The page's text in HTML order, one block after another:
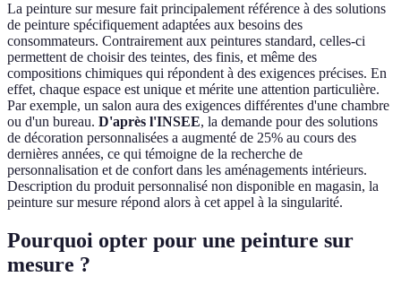
La peinture sur mesure fait principalement référence à des solutions
de peinture spécifiquement adaptées aux besoins des
consommateurs. Contrairement aux peintures standard, celles-ci
permettent de choisir des teintes, des finis, et même des
compositions chimiques qui répondent à des exigences précises. En
effet, chaque espace est unique et mérite une attention particulière.
Par exemple, un salon aura des exigences différentes d'une chambre
ou d'un bureau. D'après l'INSEE, la demande pour des solutions
de décoration personnalisées a augmenté de 25% au cours des
dernières années, ce qui témoigne de la recherche de
personnalisation et de confort dans les aménagements intérieurs.
Description du produit personnalisé non disponible en magasin, la
peinture sur mesure répond alors à cet appel à la singularité.
Pourquoi opter pour une peinture sur
mesure ?